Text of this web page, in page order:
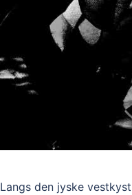
Langs den jyske